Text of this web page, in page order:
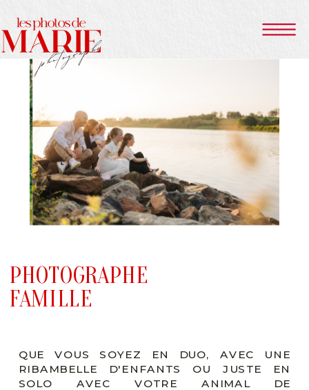
PHOTOGRAPHE
FAMILLE
QUE VOUS SOYEZ EN DUO, AVEC UNE
RIBAMBELLE D'ENFANTS OU JUSTE EN
SOLO AVEC VOTRE ANIMAL DE